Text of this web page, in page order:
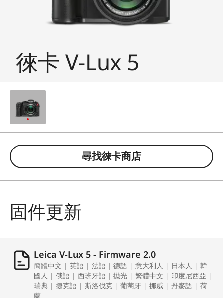
徠卡 V-Lux 5
尋找徠卡商店
固件更新
Leica V-Lux 5 - Firmware 2.0
簡體中文 | 英語 | 法語 | 德語 | 意大利人 | 日本人 | 韓
國人 | 俄語 | 西班牙語 | 拋光 | 繁體中文 | 印度尼西亞 |
瑞典 | 捷克語 | 斯洛伐克 | 葡萄牙 | 挪威 | 丹麥語 | 荷
蘭